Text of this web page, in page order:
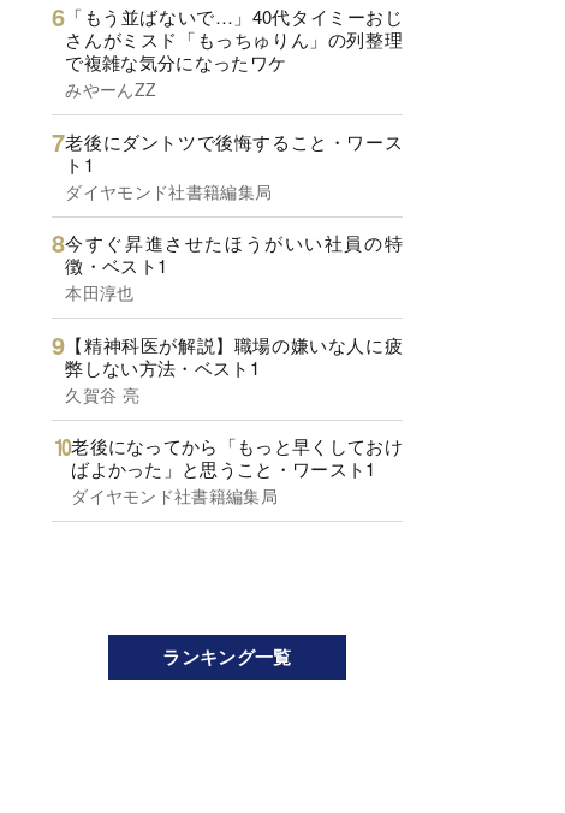
「もう並ばないで…」40代タイミーおじ
さんがミスド「もっちゅりん」の列整理
で複雑な気分になったワケ
みやーんZZ
老後にダントツで後悔すること・ワース
ト1
ダイヤモンド社書籍編集局
今すぐ昇進させたほうがいい社員の特
徴・ベスト1
本田淳也
【精神科医が解説】職場の嫌いな人に疲
弊しない方法・ベスト1
久賀谷 亮
老後になってから「もっと早くしておけ
ばよかった」と思うこと・ワースト1
ダイヤモンド社書籍編集局
ランキング一覧